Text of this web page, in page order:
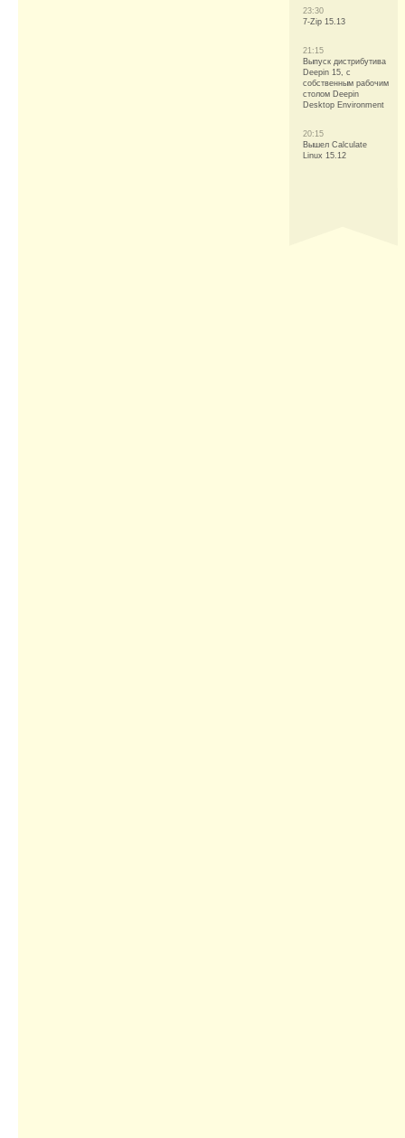
23:30
7-Zip 15.13
21:15
Выпуск дистрибутива
Deepin 15, с
собственным рабочим
столом Deepin
Desktop Environment
20:15
Вышел Calculate
Linux 15.12